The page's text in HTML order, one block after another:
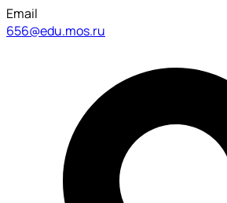
Email
656@edu.mos.ru